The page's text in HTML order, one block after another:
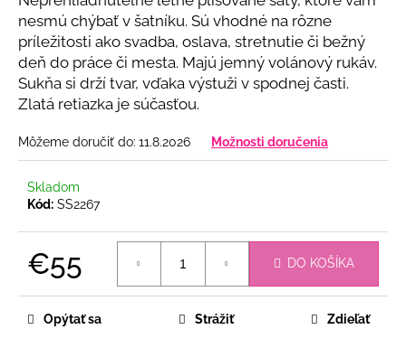
nesmú chýbať v šatníku. Sú vhodné na rôzne
príležitosti ako svadba, oslava, stretnutie či bežný
deň do práce či mesta. Majú jemný volánový rukáv.
Sukňa si drží tvar, vďaka výstuži v spodnej časti.
Zlatá retiazka je súčasťou.
Môžeme doručiť do: 11.8.2026 Možnosti doručenia
Skladom
Kód: SS2267
€55 DO KOŠÍKA
Opýtať sa Strážiť Zdieľať
r
ú
č
a
m
e
BLEDOMODRÉ
KVETINOVÉ
ŠATY
SO
€55